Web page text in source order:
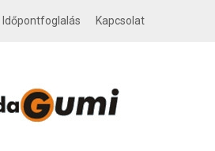
Időpontfoglalás Kapcsolat